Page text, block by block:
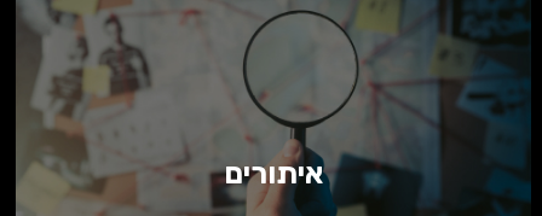
איתורים